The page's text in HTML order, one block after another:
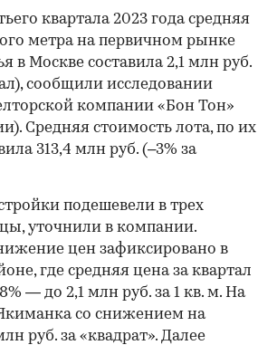
квартала 2023 года средняя
метра на первичном рынке
в Москве составила 2,1 млн руб.
сообщили исследовании
компании «Бон Тон»
Средняя стоимость лота, по их
313,4 млн руб. (–3% за
подешевели в трех
уточнили в компании.
цен зафиксировано в
где средняя цена за квартал
— до 2,1 млн руб. за 1 кв. м. На
со снижением на
руб. за «квадрат». Далее